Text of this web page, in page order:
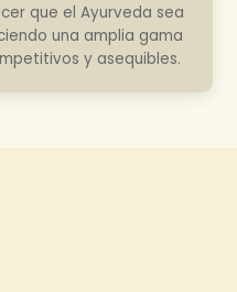
que el Ayurveda sea
una amplia gama
y asequibles.